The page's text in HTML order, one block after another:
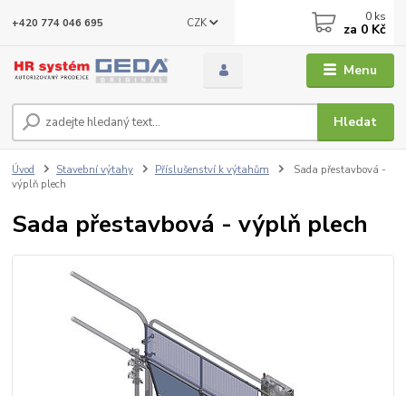
Menu
CZK
Hledat
+420 774 046 695 0 ks
za 0 Kč
Úvod Stavební výtahy Příslušenství k výtahům
Sada přestavbová -
výplň plech
Sada přestavbová - výplň plech